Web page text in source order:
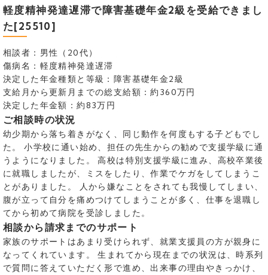
軽度精神発達遅滞で障害基礎年金2級を受給できまし
た[25510]
相談者：男性（20代）
傷病名：軽度精神発達遅滞
決定した年金種類と等級：障害基礎年金2級
支給月から更新月までの総支給額：約360万円
決定した年金額：約83万円
ご相談時の状況
幼少期から落ち着きがなく、同じ動作を何度もする子どもでし
た。 小学校に通い始め、担任の先生からの勧めで支援学級に通
うようになりました。 高校は特別支援学級に進み、高校卒業後
に就職しましたが、ミスをしたり、作業でケガをしてしまうこ
とがありました。 人から嫌なことをされても我慢してしまい、
腹が立って自分を痛めつけてしまうことが多く、仕事を退職し
てから初めて病院を受診しました。
相談から請求までのサポート
家族のサポートはあまり受けられず、就業支援員の方が親身に
なってくれています。 生まれてから現在までの状況は、時系列
で質問に答えていただく形で進め、出来事の理由やきっかけ、